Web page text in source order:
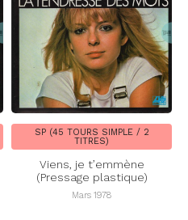
SP (45 TOURS SIMPLE / 2
TITRES)
Viens, je t’emmène
(Pressage plastique)
Mars 1978